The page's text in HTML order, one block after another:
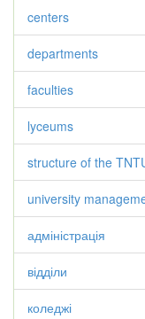
centers
departments
faculties
lyceums
structure of the
university
адміністрація
відділи
коледжі